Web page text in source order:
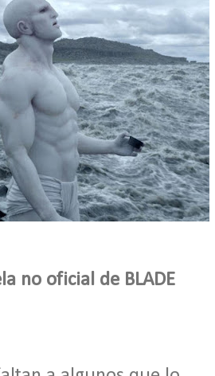
no oficial de BLADE